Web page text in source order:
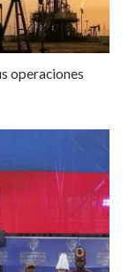
operaciones